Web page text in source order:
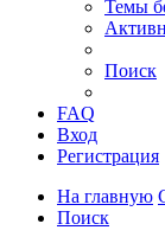
Темы
Поиск
FAQ
Вход
Регистрация
На главную
Поиск